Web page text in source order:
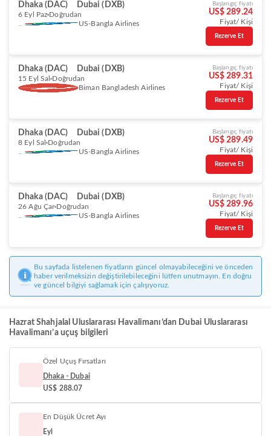
Dhaka (DAC) Dubai (DXB)
6 Eyl Paz Doğrudan
US-Bangla Airlines
Başlangıç fiyatı
US$ 289.24
Fiyat/ Kişi
Rezerve Et
Dhaka (DAC) Dubai (DXB)
15 Eyl Sal Doğrudan
Biman Bangladesh Airlines
Başlangıç fiyatı
US$ 289.31
Fiyat/ Kişi
Rezerve Et
Dhaka (DAC) Dubai (DXB)
8 Eyl Sal Doğrudan
US-Bangla Airlines
Başlangıç fiyatı
US$ 289.49
Fiyat/ Kişi
Rezerve Et
Dhaka (DAC) Dubai (DXB)
26 Ağu Çar Doğrudan
US-Bangla Airlines
Başlangıç fiyatı
US$ 289.96
Fiyat/ Kişi
Rezerve Et
Bu sayfada listelenen fiyatların güncel olmayabileceğini ve önceden
haber verilmeksizin değiştirilebileceğini lütfen unutmayın. En doğru
ve güncel bilgiyi sağlamak için çalışıyoruz.
Hazrat Shahjalal Uluslararası Havalimanı’dan Dubai Uluslararası
Havalimanı’a uçuş bilgileri
Özel Uçuş Fırsatları
Dhaka - Dubai
US$ 288.07
En Düşük Ücret Ayı
Eyl